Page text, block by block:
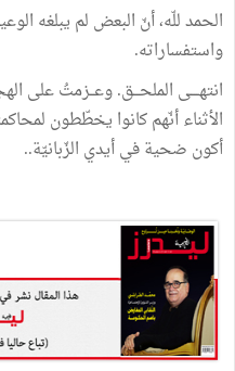
الحمدللّه،أنّ البعض لم يبلغه
واستفساراته.
انتهــــى الملحـــق.وعــزمتُعلى
الأثناءأنّهمكانوا يخطّطون
أكون ضحيةفيأيدي الزّبانيّة.
.